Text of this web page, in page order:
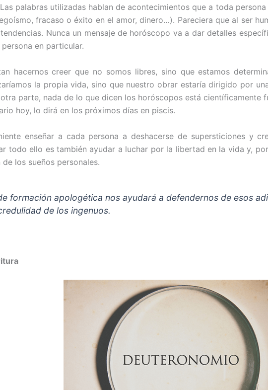
palabras utilizadas hablan de acontecimientos que a toda
fracaso o éxito en el amor, dinero…). Pareciera que al ser
Nunca un mensaje de horóscopo va a dar detalles
en particular.
hacernos creer que no somos libres, sino que estamos
la propia vida, sino que nuestro obrar estaría dirigido por
parte, nada de lo que dicen los horóscopos está científicamente
hoy, lo dirá en los próximos días en piscis.
enseñar a cada persona a deshacerse de supers­ticiones y
todo ello es también ayudar a luchar por la libertad en la vida y,
los sueños personales.
formación apolo­gética nos ayudará a defendernos de esos
de los ingenuos.